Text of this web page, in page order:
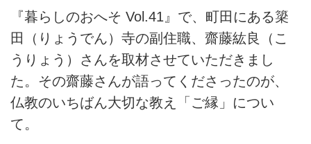
『暮らしのおへそ Vol.41 』で、町田にある簗
田（りょうでん）寺の副住職、齋藤紘良（こ
うりょう）さんを取材させていただきまし
た。その齋藤さんが語ってくださったのが、
仏教のいちばん大切な教え「ご縁」につい
て。